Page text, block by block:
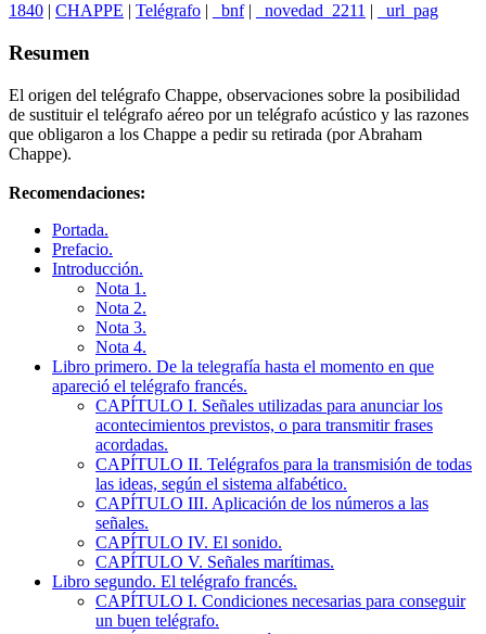
1840 | CHAPPE | Telégrafo | _bnf| _novedad_2211 | _url_pag
Resumen
El origen del telégrafo Chappe, observaciones sobre la posibilidad
de sustituir el telégrafo aéreo por un telégrafo acústico y las razones
que obligaron a los Chappe a pedir su retirada (por Abraham
Chappe).
Recomendaciones:
Portada.
Prefacio.
Introducción.
Nota 1.
Nota 2.
Nota 3.
Nota 4.
Libro primero. De la telegrafía hasta el momento en que
apareció el telégrafo francés.
CAPÍTULO I. Señales utilizadas para anunciar los
acontecimientos previstos, o para transmitir frases
acordadas.
CAPÍTULO II. Telégrafos para la transmisión de todas
las ideas, según el sistema alfabético.
CAPÍTULO III. Aplicación de los números a las
señales.
CAPÍTULO IV. El sonido.
CAPÍTULO V. Señales marítimas.
Libro segundo. El telégrafo francés.
CAPÍTULO I. Condiciones necesarias para conseguir
un buen telégrafo.